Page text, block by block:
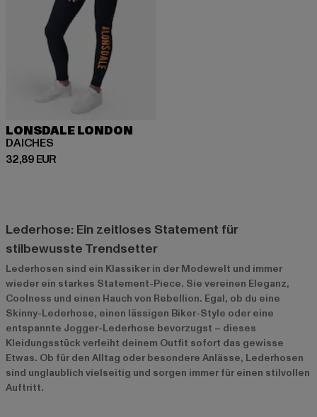
LONSDALE LONDON
DAICHES
32,89 EUR
Derzeitiger Preis: 32,89 EUR
Lederhose: Ein zeitloses Statement für
stilbewusste Trendsetter
Lederhosen sind ein Klassiker in der Modewelt und immer
wieder ein starkes Statement-Piece. Sie vereinen Eleganz,
Coolness und einen Hauch von Rebellion. Egal, ob du eine
Skinny-Lederhose, einen lässigen Biker-Style oder eine
entspannte Jogger-Lederhose bevorzugst – dieses
Kleidungsstück verleiht deinem Outfit sofort das gewisse
Etwas. Ob für den Alltag oder besondere Anlässe, Lederhosen
sind unglaublich vielseitig und sorgen immer für einen stilvollen
Auftritt.